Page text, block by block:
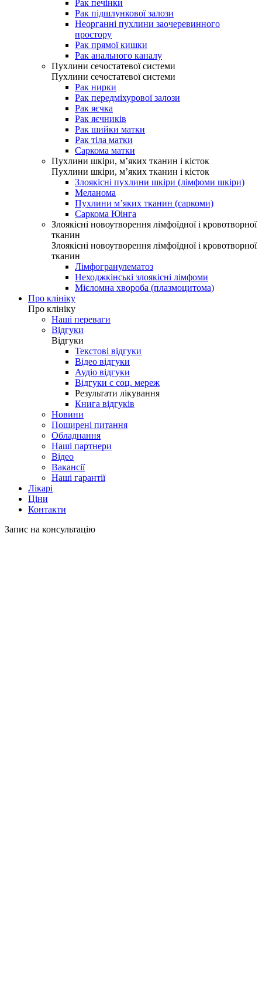
Рак печінки
Рак підшлункової залози
Неорганні пухлини заочеревинного
простору
Рак прямої кишки
Рак анального каналу
Пухлини сечостатевої системи
Пухлини сечостатевої системи
Рак нирки
Рак передміхурової залози
Рак яєчка
Рак яєчників
Рак шийки матки
Рак тіла матки
Саркома матки
Пухлини шкіри, м’яких тканин і кісток
Пухлини шкіри, м’яких тканин і кісток
Злоякісні пухлини шкіри (лімфоми шкіри)
Меланома
Пухлини м’яких тканин (саркоми)
Саркома Юінга
Злоякісні новоутворення лімфоїдної і кровотворної
тканин
Злоякісні новоутворення лімфоїдної і кровотворної
тканин
Лімфогранулематоз
Неходжкінські злоякісні лімфоми
Мієломна хвороба (плазмоцитома)
Про клініку
Про клініку
Наші переваги
Відгуки
Відгуки
Текстові відгуки
Відео відгуки
Аудіо відгуки
Відгуки с соц. мереж
Результати лікування
Книга відгуків
Новини
Поширені питання
Обладнання
Наші партнери
Відео
Вакансії
Наші гарантії
Лікарі
Ціни
Контакти
Запис на консультацію